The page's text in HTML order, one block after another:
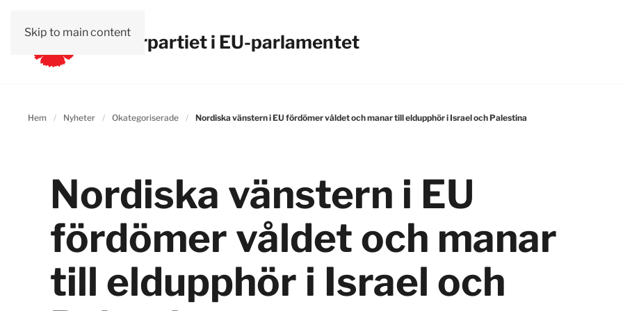
Skip to main contentVänsterpartiet i EU-parlamentet
Hem Nyheter Okategoriserade Nordiska vänstern i EU fördömer våldet och manar till eldupphör i Israel och Palestina
Nordiska vänstern i EU
fördömer våldet och manar
till eldupphör i Israel och